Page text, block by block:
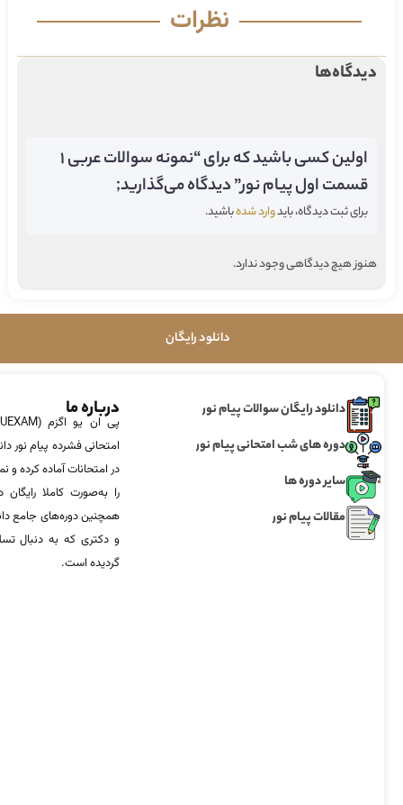
نظرات
دیدگاه‌ها
اولین کسی باشید که برای “نمونه سوالات عربی 1
قسمت اول پیام نور” دیدگاه می‌گذارید;
برای ثبت دیدگاه، بایدوارد شدهباشید.
هنوز هیچ دیدگاهی وجود ندارد.
دانلود رایگان
دانلود رایگان سوالات پیام نور
دوره های شب امتحانی پیام نور
سایر دوره ها
مقالات پیام نور
درباره ما
امتحانی فشرده پیام نور
در امتحانات آماده‌ کرده
را به‌صورت کاملا
همچنین دوره‌های جامع
و دکتری که به دنبال
گردیده است.